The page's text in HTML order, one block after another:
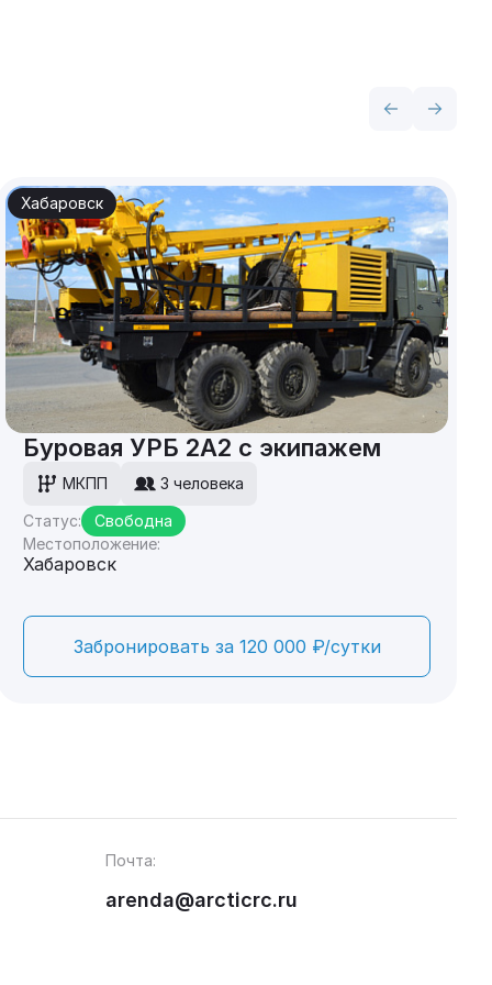
Хабаровск
Буровая УРБ 2А2 с экипажем
МКПП
3 человека
Статус:
Свободна
Местоположение:
Хабаровск
Забронировать за 120 000 ₽/сутки
Почта:
arenda@arcticrc.ru